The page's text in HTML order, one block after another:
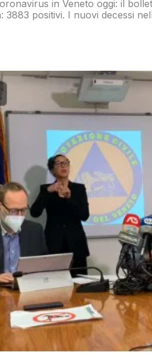
in Veneto oggi: il
3883 positivi. I nuovi decessi